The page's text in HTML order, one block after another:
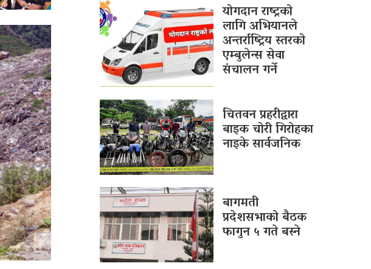
योगदान राष्ट्रको
लागि अभियानले
अन्तर्राष्ट्रिय स्तरको
एम्बुलेन्स सेवा
संचालन गर्ने
चितवन प्रहरीद्वारा
बाइक चोरी गिरोहका
नाइके सार्वजनिक
बागमती
प्रदेशसभाको बैठक
फागुन ५ गते बस्ने